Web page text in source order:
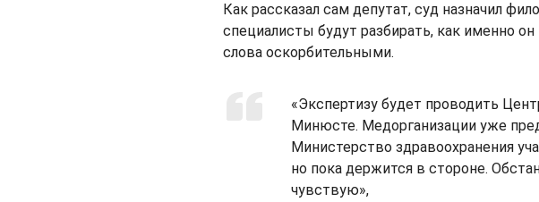
Как рассказал сам депутат, суд назначил
специалисты будут разбирать, как именно
слова оскорбительными.
«Экспертизу будет проводить
Минюсте. Медорганизации уже
Министерство здравоохранения
но пока держится в стороне.
чувствую»,